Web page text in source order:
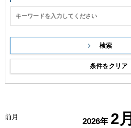
条件をクリア
前月 2026年 2月